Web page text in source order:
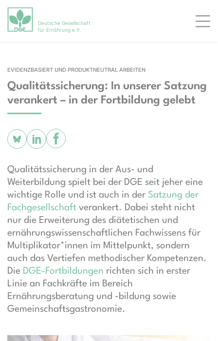
Deutsche Gesellschaft
für Ernährung e.V.
EVIDENZBASIERT UND PRODUKTNEUTRAL ARBEITEN
Qualitätssicherung: In unserer Satzung
verankert – in der Fortbildung gelebt
Qualitätssicherung in der Aus- und
Weiterbildung spielt bei der DGE seit jeher eine
wichtige Rolle und ist auch in der Satzung der
Fachgesellschaft verankert. Dabei steht nicht
nur die Erweiterung des diätetischen und
ernährungswissenschaftlichen Fachwissens für
Multiplikator*innen im Mittelpunkt, sondern
auch das Vertiefen methodischer Kompetenzen.
Die DGE-Fortbildungen richten sich in erster
Linie an Fachkräfte im Bereich
Ernährungsberatung und -bildung sowie
Gemeinschaftsgastronomie.